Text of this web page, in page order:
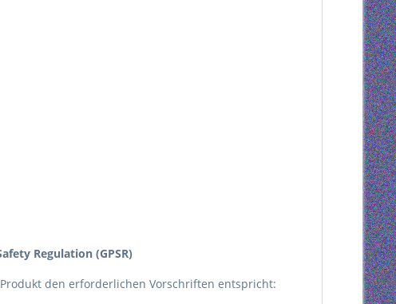
Regulation (GPSR)
den erforderlichen Vorschriften entspricht: